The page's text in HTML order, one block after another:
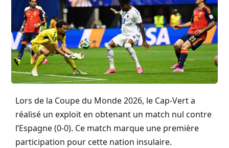
Lors de la Coupe du Monde 2026, le Cap-Vert a
réalisé un exploit en obtenant un match nul contre
l’Espagne (0-0). Ce match marque une première
participation pour cette nation insulaire.